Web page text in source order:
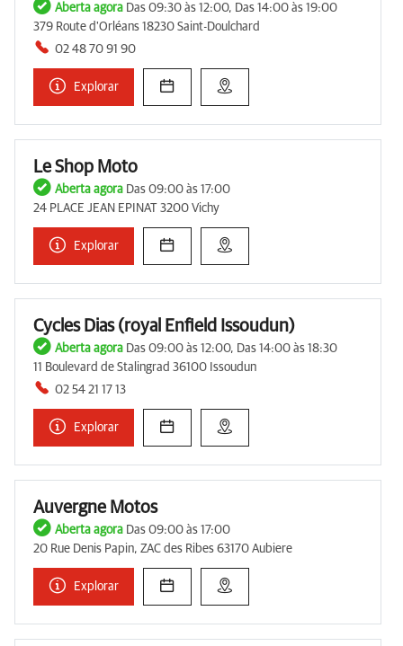
Aberta agora Das 09:30 às 12:00, Das 14:00 às 19:00
379 Route d'Orléans 18230 Saint-Doulchard
02 48 70 91 90
Explorar
Le Shop Moto
Aberta agora Das 09:00 às 17:00
24 PLACE JEAN EPINAT 3200 Vichy
Explorar
Cycles Dias (royal Enfield Issoudun)
Aberta agora Das 09:00 às 12:00, Das 14:00 às 18:30
11 Boulevard de Stalingrad 36100 Issoudun
02 54 21 17 13
Explorar
Auvergne Motos
Aberta agora Das 09:00 às 17:00
20 Rue Denis Papin, ZAC des Ribes 63170 Aubiere
Explorar